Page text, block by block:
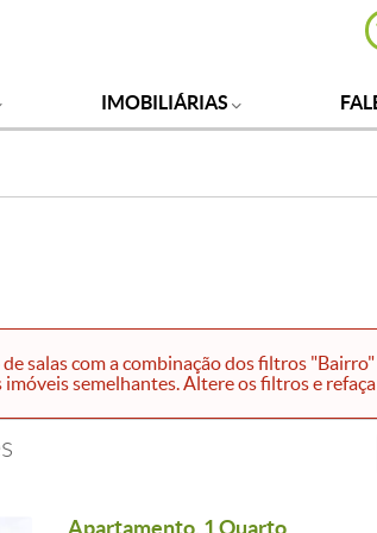
IMOBILIÁRIAS
salas com a combinação dos filtros
semelhantes. Altere os filtros e refaça
Apartamento, 1 Quarto